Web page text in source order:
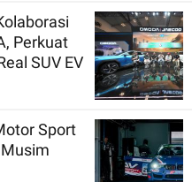
Perkuat
SUV EV
Sport